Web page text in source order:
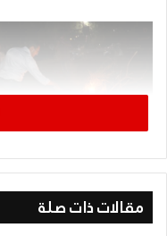
مقالات ذات صلة